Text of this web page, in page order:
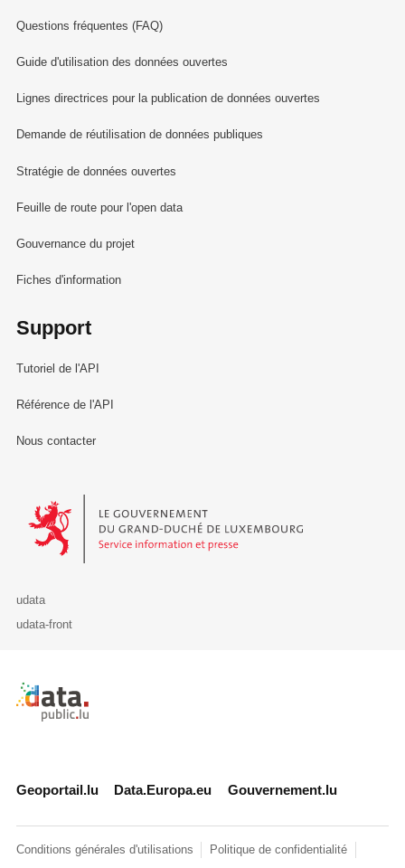
Questions fréquentes (FAQ)
Guide d'utilisation des données ouvertes
Lignes directrices pour la publication de données ouvertes
Demande de réutilisation de données publiques
Stratégie de données ouvertes
Feuille de route pour l'open data
Gouvernance du projet
Fiches d'information
Support
Tutoriel de l'API
Référence de l'API
Nous contacter
Le Gouvernement du Grand-Duché de Luxembourg - Service
udata
udata-front
Retour à l'accueil de data.public.lu
Geoportail.lu Data.Europa.eu Gouvernement.lu
Conditions générales d'utilisations Politique de confidentialité